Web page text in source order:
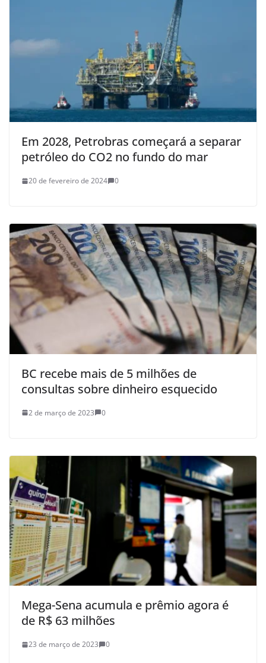
Em 2028, Petrobras começará a separar
petróleo do CO2 no fundo do mar
20 de fevereiro de 2024 0
BC recebe mais de 5 milhões de
consultas sobre dinheiro esquecido
2 de março de 2023 0
Mega-Sena acumula e prêmio agora é
de R$ 63 milhões
23 de março de 2023 0